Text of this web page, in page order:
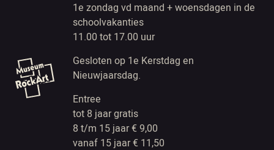
1e zondag vd maand + woensdagen in de
schoolvakanties
11.00 tot 17.00 uur
Gesloten op 1e Kerstdag en
Nieuwjaarsdag.
Entree
tot 8 jaar gratis
8 t/m 15 jaar € 9,00
vanaf 15 jaar € 11,50